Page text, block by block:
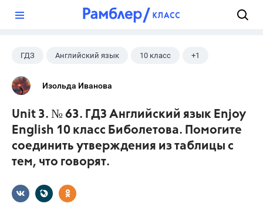
ГДЗ Английский язык 10 класс +1
Биболетова М. З.
Изольда Иванова
Unit 3. № 63. ГДЗ Английский язык Enjoy
English 10 класс Биболетова. Помогите
соединить утверждения из таблицы с
тем, что говорят.